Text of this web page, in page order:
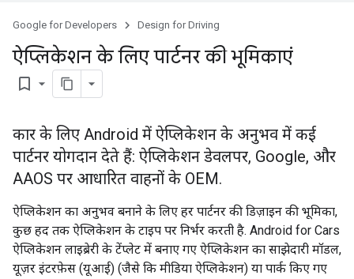
Google for Developers Design for Driving
ऐप्लिकेशन के लिए पार्टनर की भूमिकाएं
bookmark_border
कार के लिए Android में ऐप्लिकेशन के अनुभव में कई
पार्टनर योगदान देते हैं: ऐप्लिकेशन डेवलपर, Google, और
AAOS पर आधारित वाहनों के OEM.
ऐप्लिकेशन का अनुभव बनाने के लिए हर पार्टनर की डिज़ाइन की भूमिका,
कुछ हद तक ऐप्लिकेशन के टाइप पर निर्भर करती है. Android for Cars
ऐप्लिकेशन लाइब्रेरी के टेंप्लेट में बनाए गए ऐप्लिकेशन का साझेदारी मॉडल,
यूज़र इंटरफ़ेस (यूआई) (जैसे कि मीडिया ऐप्लिकेशन) या पार्क किए गए